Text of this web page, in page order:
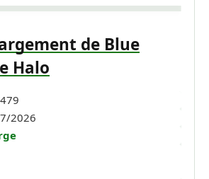
de Blue
Halo
2026